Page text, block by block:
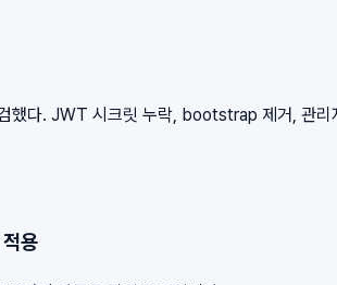
했다. JWT 시크릿 누락, bootstrap 제거, 관리
용